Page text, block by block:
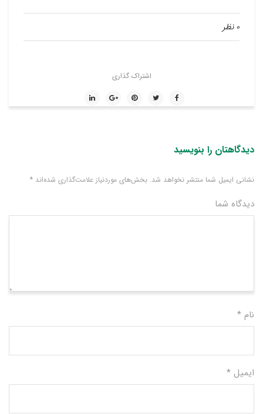
0 نظر
اشتراک گذاری
دیدگاهتان را بنویسید
نشانی ایمیل شما منتشر نخواهد شد. بخش‌های موردنیاز علامت‌گذاری شده‌اند *
دیدگاه شما
نام *
ایمیل *